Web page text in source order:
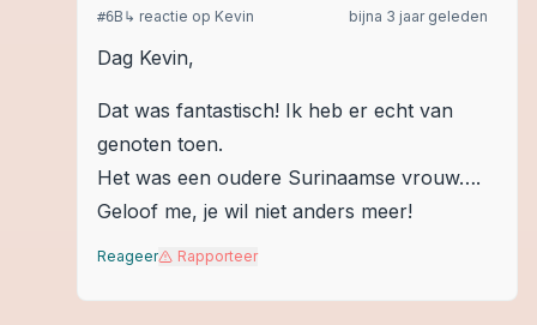
#6B ↳ reactie op Kevin bijna 3 jaar geleden
Dag Kevin,
Dat was fantastisch! Ik heb er echt van
genoten toen.
Het was een oudere Surinaamse vrouw….
Geloof me, je wil niet anders meer!
Reageer Rapporteer